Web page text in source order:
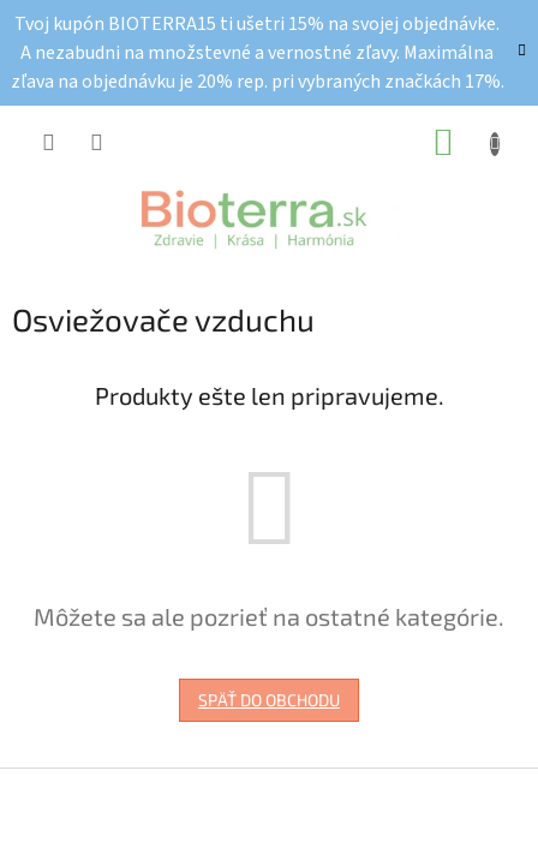
obsah
Tvoj kupón BIOTERRA15 ti ušetri 15% na svojej objednávke.
A nezabudni na množstevné a vernostné zľavy. Maximálna
zľava na objednávku je 20% rep. pri vybraných značkách 17%.
Osviežovače vzduchu
Produkty ešte len pripravujeme.
Môžete sa ale pozrieť na ostatné kategórie.
SPÄŤ DO OBCHODU